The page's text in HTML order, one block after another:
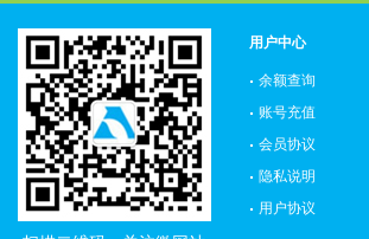
用户中心
余额查询
账号充值
会员协议
隐私说明
用户协议